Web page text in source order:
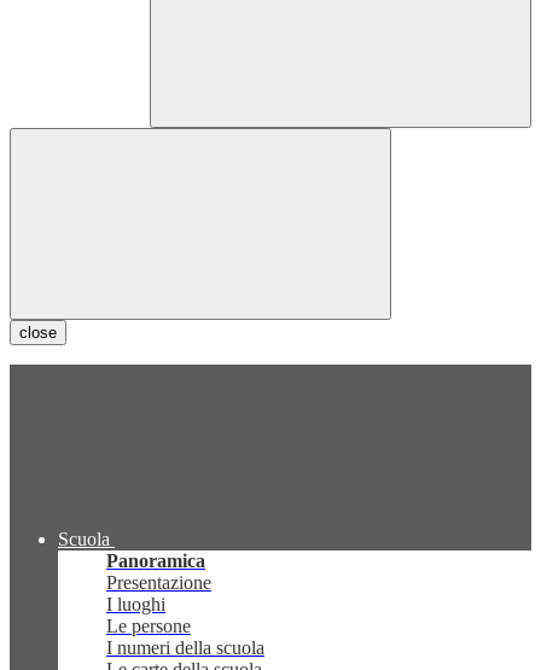
close
Scuola
Panoramica
Presentazione
I luoghi
Le persone
I numeri della scuola